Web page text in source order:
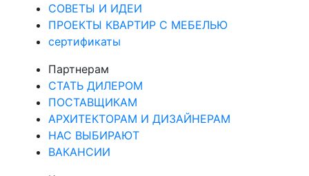
СОВЕТЫ И ИДЕИ
ПРОЕКТЫ КВАРТИР С МЕБЕЛЬЮ
сертификаты
Партнерам
СТАТЬ ДИЛЕРОМ
ПОСТАВЩИКАМ
АРХИТЕКТОРАМ И ДИЗАЙНЕРАМ
НАС ВЫБИРАЮТ
ВАКАНСИИ